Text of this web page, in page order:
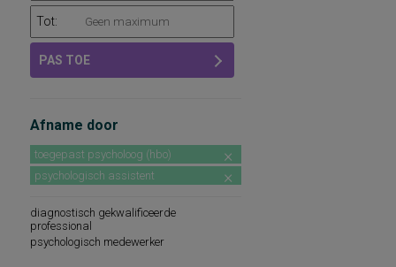
Tot:
PAS TOE
Afname door
toegepast psycholoog (hbo)
psychologisch assistent
diagnostisch gekwalificeerde
professional
psychologisch medewerker